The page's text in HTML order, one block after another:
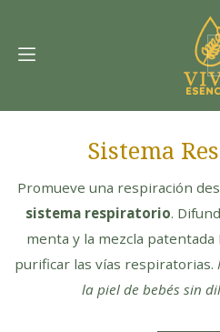
Sistema
Promueve una respiración
sistema respiratorio.
menta y la mezcla
purificar las vías respiratorias.
la piel de bebés sin
Dra.
Experta en